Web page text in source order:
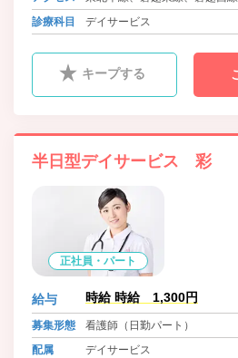
分
診療科目 デイサービス
キープする
半日型デイサービス 彩
正社員・パート
給与 時給 時給 1,300円
募集形態
看護師（日勤パート）
配属
デイサービス